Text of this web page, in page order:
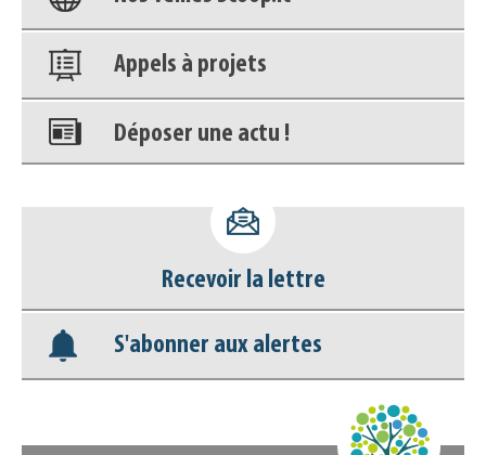
Appels à projets
Déposer une actu !
déconnecter)
Base documentaire
Nos veilles Scoop.it
Recevoir la lettre
S'abonner aux alertes